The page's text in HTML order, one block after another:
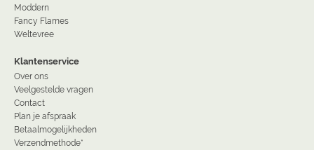
Moddern
Fancy Flames
Weltevree
Klantenservice
Over ons
Veelgestelde vragen
Contact
Plan je afspraak
Betaalmogelijkheden
Verzendmethode*